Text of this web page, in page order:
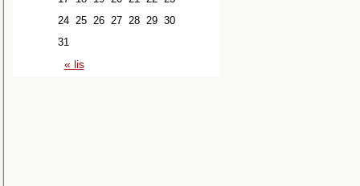
« lis
24 25 26 27 28 29 30
31